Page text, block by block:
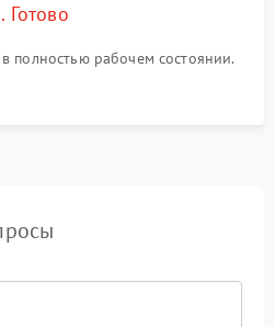
Готово
полностью рабочем состоянии.